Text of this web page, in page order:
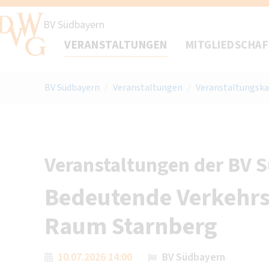
BV Südbayern
VERANSTALTUNGEN
BV Südbayern Veranstaltungen
Veranstaltungen der BV
Bedeutende
Raum Starnberg
10.07.2026 14:00
BV Südbayern